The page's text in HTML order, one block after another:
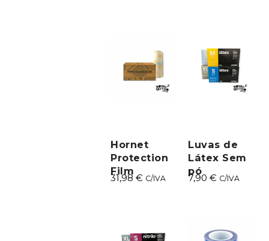
Hornet
Protection
Film
31,98€ C/IVA
Luvas de
Látex Sem
pó
7,90€ C/IVA